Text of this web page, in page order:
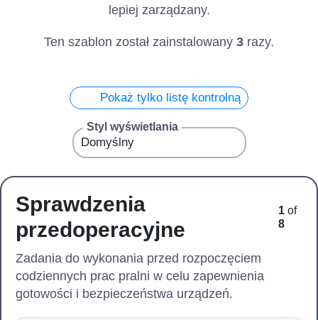
lepiej zarządzany.
Ten szablon został zainstalowany 3 razy.
Pokaż tylko listę kontrolną
Styl wyświetlania
Sprawdzenia
przedoperacyjne
1 of
8
Zadania do wykonania przed rozpoczęciem
codziennych prac pralni w celu zapewnienia
gotowości i bezpieczeństwa urządzeń.